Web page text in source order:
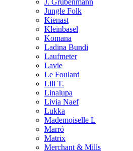
Jungle Folk
Kienast
Kleinbasel
Komana
Ladina Bundi
Laufmeter
Lavie
Le Foulard
Lili T.
Linalupa
Livia Naef
Lukka
Mademoiselle L
Marró
Matrix
Merchant & Mills